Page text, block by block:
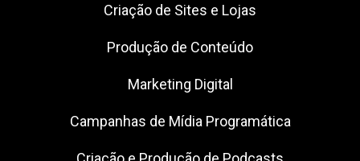
Criação de Sites e Lojas
Produção de Conteúdo
Marketing Digital
Campanhas de Mídia Programática